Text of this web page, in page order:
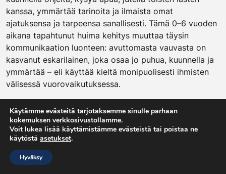
kanssa, ymmärtää tarinoita ja ilmaista omat
ajatuksensa ja tarpeensa sanallisesti. Tämä 0–6 vuoden
aikana tapahtunut huima kehitys muuttaa täysin
kommunikaation luonteen: avuttomasta vauvasta on
kasvanut eskarilainen, joka osaa jo puhua, kuunnella ja
ymmärtää – eli käyttää kieltä monipuolisesti ihmisten
välisessä vuorovaikutuksessa.
Kaure, M. & Rauhala-Vaahervaara, S.
Kielenkehityksen tukeminen varhaiskasvatuksessa –
Teoriatietoa ja käytännön vinkkejä.
Laurea-ammattikorkeakoulu.
Käytämme evästeitä tarjotaksemme sinulle parhaan
kokemuksen verkkosivustollamme.
Voit lukea lisää käyttämistämme evästeistä tai poistaa ne
käytöstä asetukset.
Hyväksy